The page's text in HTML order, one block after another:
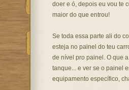
doer e ó, depois eu vou te
maior do que entrou!
Se toda essa parte ali do
esteja no painel do teu
de nível pro painel. O que
tanque... e ver se o painel
equipamento específico,